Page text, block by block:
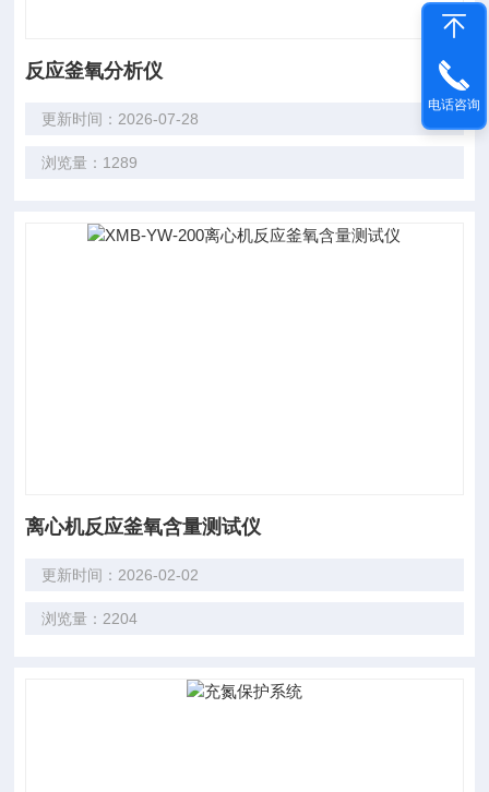
反应釜氧分析仪
更新时间：2026-07-28
浏览量：1289
离心机反应釜氧含量测试仪
更新时间：2026-02-02
浏览量：2204
电话咨询